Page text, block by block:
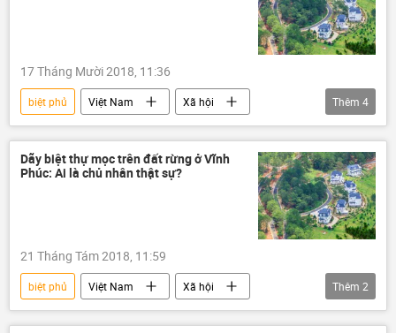
17 Tháng Mười 2018, 11:36
biệt phủ Việt Nam
Xã hội
Sóc Sơn
Hà Nội
Mỹ Linh
biệt thự
Thêm 4
Dãy biệt thự mọc trên đất rừng ở Vĩnh
Phúc: Ai là chủ nhân thật sự?
21 Tháng Tám 2018, 11:59
biệt phủ Việt Nam
Xã hội
Vĩnh Phúc
biệt thự
Thêm 2